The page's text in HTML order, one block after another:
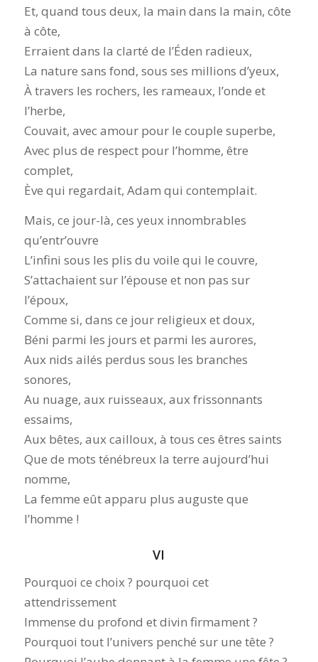
Et, quand tous deux, la main dans la main, côte
à côte,
Erraient dans la clarté de l’Éden radieux,
La nature sans fond, sous ses millions d’yeux,
À travers les rochers, les rameaux, l’onde et
l’herbe,
Couvait, avec amour pour le couple superbe,
Avec plus de respect pour l’homme, être
complet,
Ève qui regardait, Adam qui contemplait.
Mais, ce jour-là, ces yeux innombrables
qu’entr’ouvre
L’infini sous les plis du voile qui le couvre,
S’attachaient sur l’épouse et non pas sur
l’époux,
Comme si, dans ce jour religieux et doux,
Béni parmi les jours et parmi les aurores,
Aux nids ailés perdus sous les branches
sonores,
Au nuage, aux ruisseaux, aux frissonnants
essaims,
Aux bêtes, aux cailloux, à tous ces êtres saints
Que de mots ténébreux la terre aujourd’hui
nomme,
La femme eût apparu plus auguste que
l’homme !
VI
Pourquoi ce choix ? pourquoi cet
attendrissement
Immense du profond et divin firmament ?
Pourquoi tout l’univers penché sur une tête ?